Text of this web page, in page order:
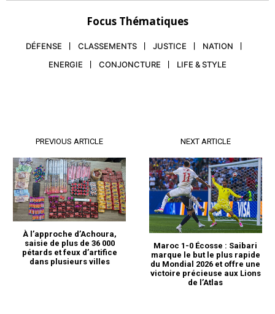
Focus Thématiques
DÉFENSE CLASSEMENTS JUSTICE
NATION
ENERGIE
CONJONCTURE LIFE & STYLE
PREVIOUS ARTICLE
À l’approche d’Achoura,
saisie de plus de 36 000
pétards et feux d’artifice
dans plusieurs villes
NEXT ARTICLE
Maroc 1-0 Écosse : Saibari
marque le but le plus rapide
du Mondial 2026 et offre une
victoire précieuse aux Lions
de l’Atlas